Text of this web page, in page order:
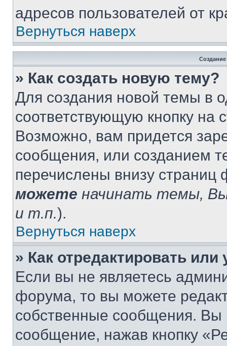
адресов пользователей от
Вернуться наверх
» Как создать новую тему?
Для создания новой темы в
соответствующую кнопку
Возможно, вам придется
сообщения, или созданием
перечислены внизу
можете начинать темы,
и т.п.).
Вернуться наверх
» Как отредактировать
Если вы не являетесь
форума, то вы можете
собственные сообщения. Вы
сообщение, нажав кнопку